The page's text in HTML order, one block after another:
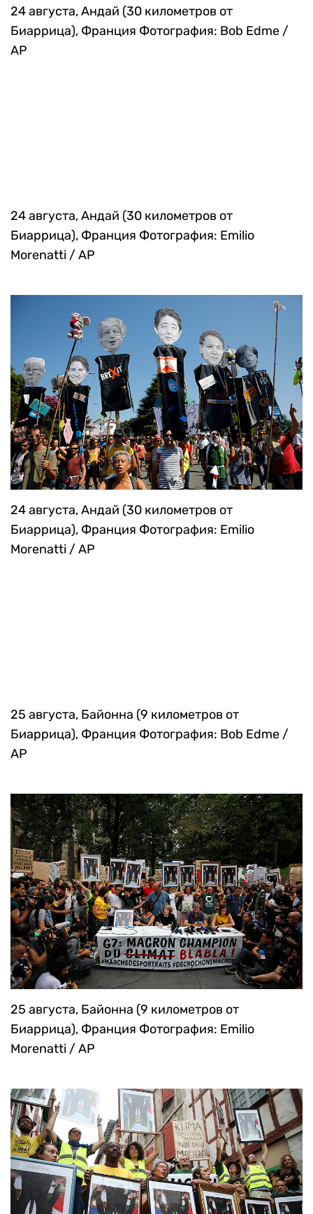
24 августа, Андай (30 километров от
Биаррица), Франция Фотография: Bob Edme /
AP
24 августа, Андай (30 километров от
Биаррица), Франция
Фотография: Emilio
Morenatti / AP
25 августа, Байонна (9 километров от
Биаррица), ФранцияФотография: Bob Edme /
AP
25 августа, Байонна (9 километров от
Биаррица), ФранцияФотография: Emilio